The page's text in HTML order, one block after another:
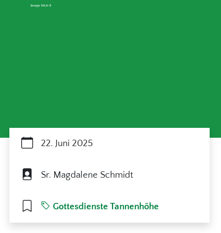
Jesaja 50,4-5
22. Juni 2025
Sr. Magdalene Schmidt
Gottesdienste Tannenhöhe